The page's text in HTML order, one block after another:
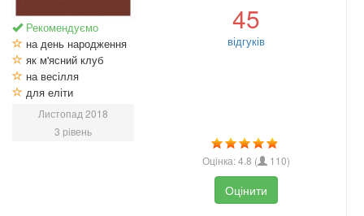
Рекомендуємо
на день народження
як м'ясний клуб
на весілля
для еліти
Листопад 2018
3 рівень
45
відгуків
Оцінка:4.8 ( 110)
Оцінити